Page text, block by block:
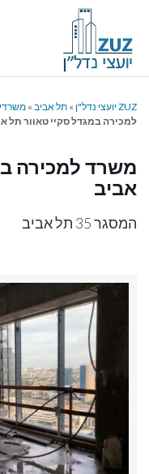
ZUZ יועצי נדל"ן » תל אביב »
למכירה במגדל סקיי טאוור תל
משרד למכירה
אביב
המסגר 35 תל אביב